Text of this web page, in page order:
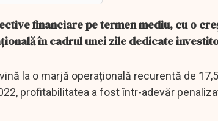
financiare pe termen mediu, cu o
în cadrul unei zile dedicate
la o marjă operațională recurentă de
profitabilitatea a fost într-adevăr